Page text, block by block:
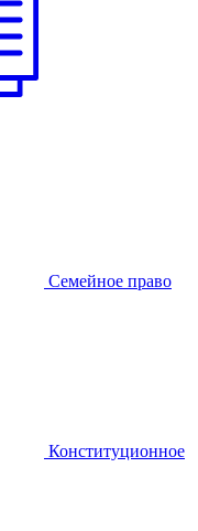
Семейное право
Конституционное